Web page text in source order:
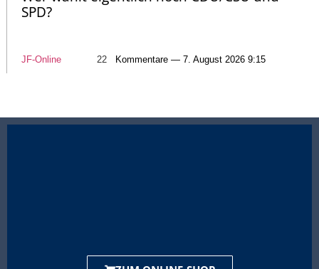
SPD?
JF-Online 22 Kommentare — 7. August 2026 9:15